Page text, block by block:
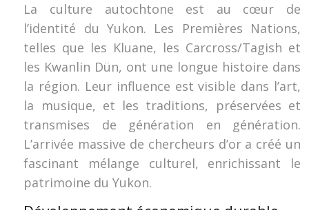
La culture autochtone est au cœur de
l’identité du Yukon. Les Premières Nations,
telles que les Kluane, les Carcross/Tagish et
les Kwanlin Dün, ont une longue histoire dans
la région. Leur influence est visible dans l’art,
la musique, et les traditions, préservées et
transmises de génération en génération.
L’arrivée massive de chercheurs d’or a créé un
fascinant mélange culturel, enrichissant le
patrimoine du Yukon.